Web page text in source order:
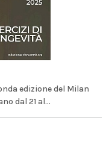
edizione del Milan
dal 21 al...